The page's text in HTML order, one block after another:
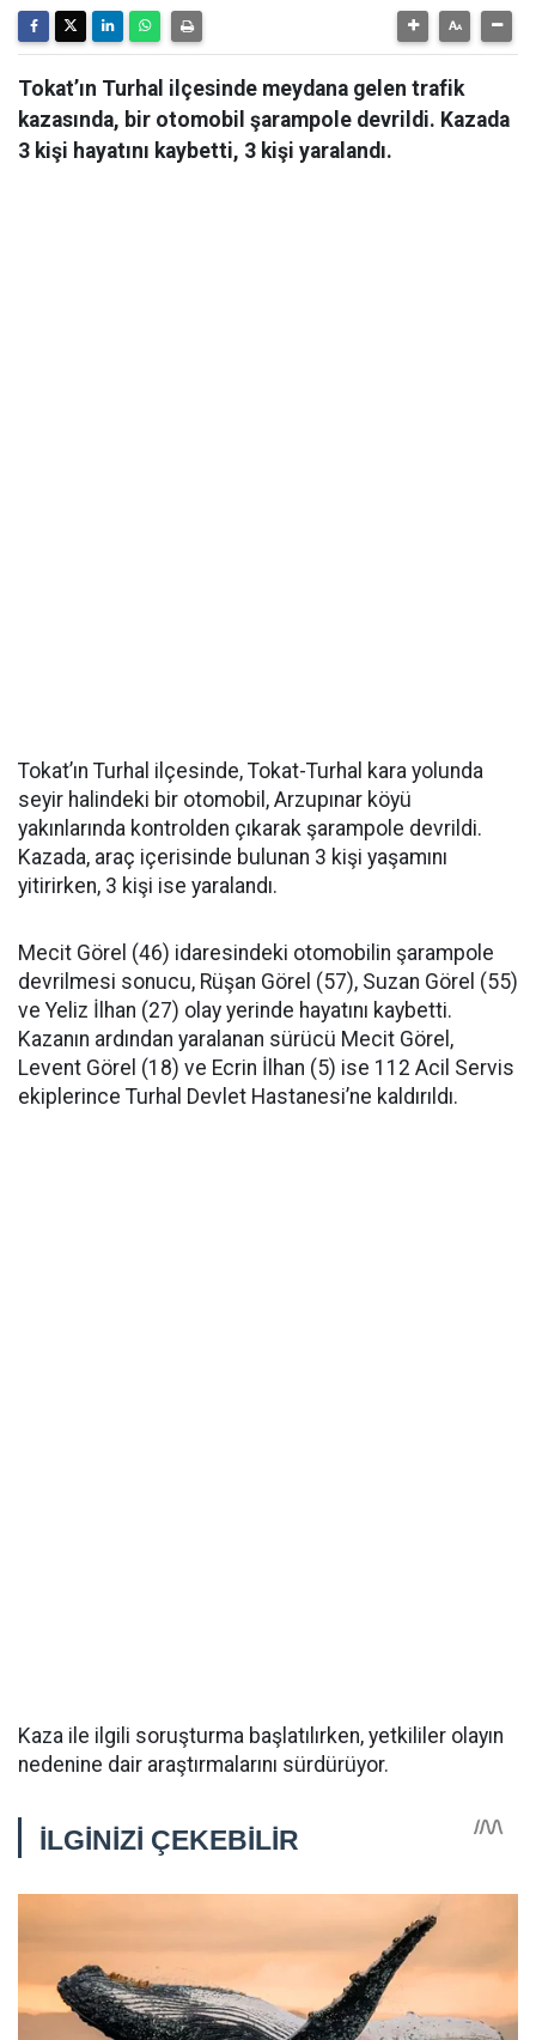
Tokat’ın Turhal ilçesinde meydana gelen trafik
kazasında, bir otomobil şarampole devrildi. Kazada
3 kişi hayatını kaybetti, 3 kişi yaralandı.
Tokat’ın Turhal ilçesinde, Tokat-Turhal kara yolunda
seyir halindeki bir otomobil, Arzupınar köyü
yakınlarında kontrolden çıkarak şarampole devrildi.
Kazada, araç içerisinde bulunan 3 kişi yaşamını
yitirirken, 3 kişi ise yaralandı.
Mecit Görel (46) idaresindeki otomobilin şarampole
devrilmesi sonucu, Rüşan Görel (57), Suzan Görel (55)
ve Yeliz İlhan (27) olay yerinde hayatını kaybetti.
Kazanın ardından yaralanan sürücü Mecit Görel,
Levent Görel (18) ve Ecrin İlhan (5) ise 112 Acil Servis
ekiplerince Turhal Devlet Hastanesi’ne kaldırıldı.
Kaza ile ilgili soruşturma başlatılırken, yetkililer olayın
nedenine dair araştırmalarını sürdürüyor.